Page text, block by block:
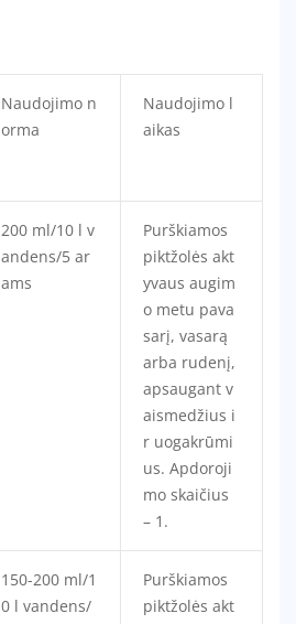
Naudojimo n
orma
Naudojimo l
aikas
200 ml/10 l v
andens/5 ar
ams
Purškiamos
piktžolės akt
yvaus augim
o metu pava
sarį, vasarą
arba rudenį,
apsaugant v
aismedžius i
r uogakrūmi
us. Apdoroji
mo skaičius
– 1.
150-200 ml/1
0 l vandens/
Purškiamos
piktžolės akt